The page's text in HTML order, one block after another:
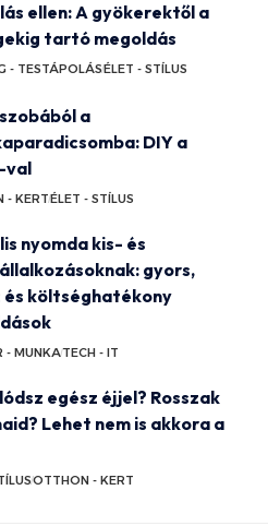
ellen: A gyökerektől a
tartó megoldás
- TESTÁPOLÁSÉLET - STÍLUS
a
DIY a
val
- KERTÉLET - STÍLUS
nyomda kis- és
gyors,
és költséghatékony
- MUNKATECH - IT
egész éjjel? Rosszak
Lehet nem is akkora a
OTTHON - KERT